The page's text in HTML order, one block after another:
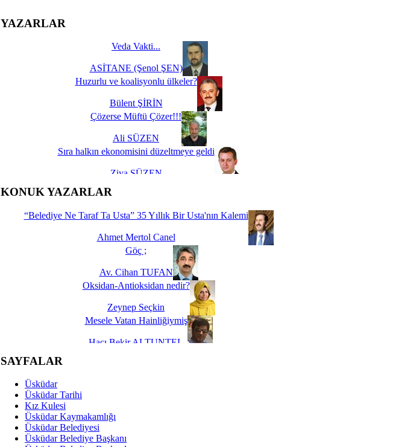
YAZARLAR
Veda Vakti...
ASİTANE (Şenol ŞEN)
Huzurlu ve koalisyonlu ülkeler?
Bülent ŞİRİN
Çözerse Müftü Çözer!!!
Ali SÜZEN
Sıra halkın ekonomisini düzeltmeye geldi
Ziya SÜZEN
İşte Biz buyuz...
KONUK YAZARLAR
“Belediye Ne Taraf Ta Usta” 35 Yıllık Bir Usta'nın Kalemi
Ahmet Mertol Canel
Göç ;
Av. Cihan TUFAN
Oksidan-Antioksidan nedir?
Zeynep Seçkin
Mesele Vatan Hainliğiymiş
Hacı Bekir ALTUNTEL
Dünya Fani, Ama Kısa Bir Süre De Olsa Burdayız
Savaş ŞENEL
Hukukun Adaleti Kalmadı Üstadım!
SAYFALAR
Üsküdar
Üsküdar Tarihi
Kız Kulesi
Üsküdar Kaymakamlığı
Üsküdar Belediyesi
Üsküdar Belediye Başkanı